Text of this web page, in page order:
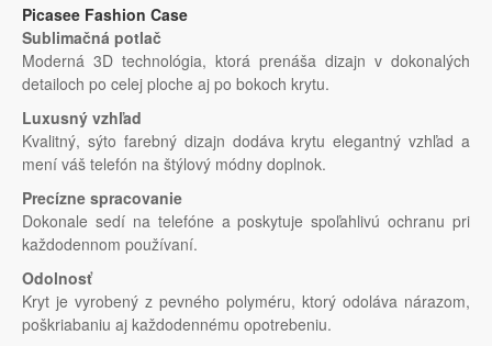
Picasee Fashion Case
Sublimačná potlač
Moderná 3D technológia, ktorá prenáša dizajn v dokonalých
detailoch po celej ploche aj po bokoch krytu.
Luxusný vzhľad
Kvalitný, sýto farebný dizajn dodáva krytu elegantný vzhľad a
mení váš telefón na štýlový módny doplnok.
Precízne spracovanie
Dokonale sedí na telefóne a poskytuje spoľahlivú ochranu pri
každodennom používaní.
Odolnosť
Kryt je vyrobený z pevného polyméru, ktorý odoláva nárazom,
poškriabaniu aj každodennému opotrebeniu.